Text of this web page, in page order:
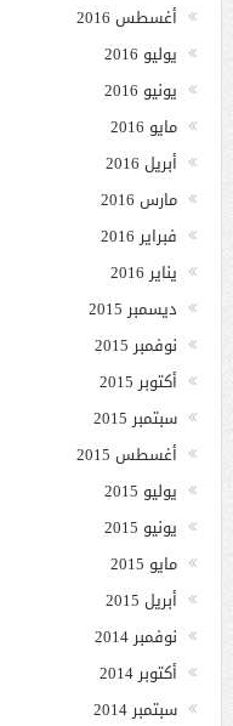
أغسطس 2016
يوليو 2016
يونيو 2016
مايو 2016
أبريل 2016
مارس 2016
فبراير 2016
يناير 2016
ديسمبر 2015
نوفمبر 2015
أكتوبر 2015
سبتمبر 2015
أغسطس 2015
يوليو 2015
يونيو 2015
مايو 2015
أبريل 2015
نوفمبر 2014
أكتوبر 2014
سبتمبر 2014